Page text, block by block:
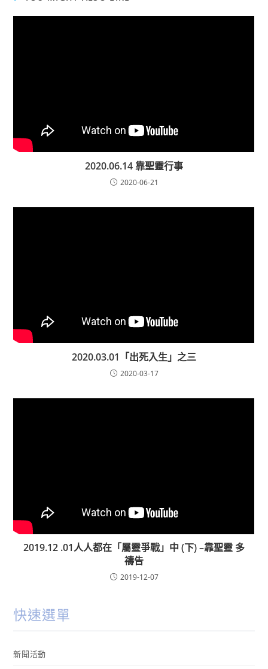
2020.06.14 靠聖靈行事
2020-06-21
2020.03.01「出死入生」之三
2020-03-17
2019.12 .01人人都在「屬靈爭戰」中 (下) –靠聖靈 多
禱告
2019-12-07
快速選單
新聞活動